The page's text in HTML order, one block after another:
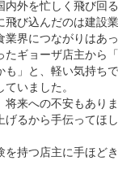
外を忙しく飛び回る
び込んだのは建設
界につながりはあ
たギョーザ店主から
」と、軽い気持ち
いました。
来への不安もあり
げるから手伝って
持つ店主に手ほど